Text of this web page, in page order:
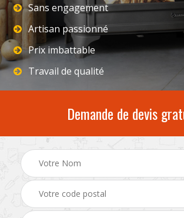
Sans engagement
Artisan passionné
Prix imbattable
Travail de qualité
Demande de devis